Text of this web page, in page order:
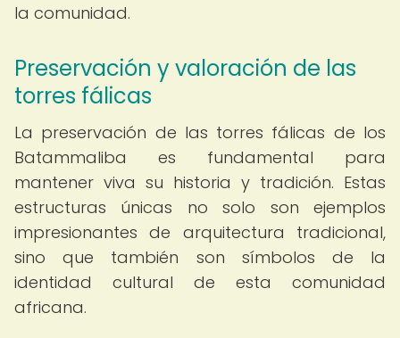
la comunidad.
Preservación y valoración de las
torres fálicas
La preservación de las torres fálicas de los
Batammaliba es fundamental para
mantener viva su historia y tradición. Estas
estructuras únicas no solo son ejemplos
impresionantes de arquitectura tradicional,
sino que también son símbolos de la
identidad cultural de esta comunidad
africana.